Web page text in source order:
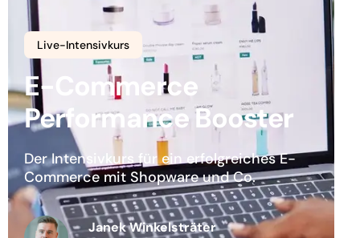
Live-Intensivkurs
E-Commerce
Performance Booster
Der Intensivkurs für ein erfolgreiches E-
Commerce mit Shopware und Co.
Janek Winkelsträter